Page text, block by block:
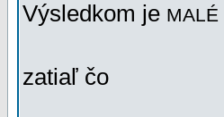
Výsledkom je MALÉ
zatiaľ čo